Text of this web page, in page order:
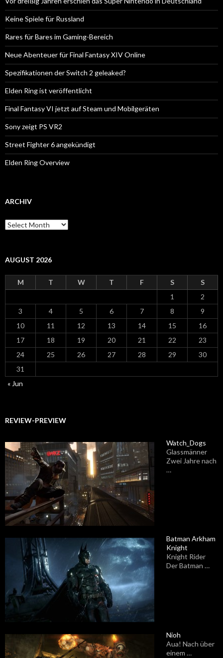
Keine Spiele für Russland
Rares für Bares im Gaming-Bereich
Neue Abenteuer für Final Fantasy XIV Online
Spezifikationen der Switch 2 geleaked?
Elden Ring ist veröffentlicht
Final Fantasy VI jetzt auf Steam und Mobilgeräten
Sony zeigt PS VR2
Street Fighter 6 angekündigt
Elden Ring Overview
ARCHIV
Archiv
AUGUST 2026
M T W T F S
S
1
2
3
4 5 6 7 8
9
10
11 12 13 14 15
16
17
18 19 20 21 22
23
24
25 26 27 28 29
30
31
« Jun
REVIEW-PREVIEW
Watch_Dogs
Glassmänner
Zwei Jahre nach
…
Batman Arkham
Knight
Knight Rider
Der Batman …
Nioh
Aua! Nach über
einem …